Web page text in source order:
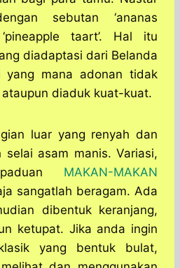
sebutan ‘ananas
taart’. Hal itu
diadaptasi dari Belanda
mana adonan tidak
diaduk kuat-kuat.
luar yang renyah dan
selai asam manis. Variasi,
MAKAN-MAKAN
sangatlah beragam. Ada
dibentuk keranjang,
ketupat. Jika anda ingin
yang bentuk bulat,